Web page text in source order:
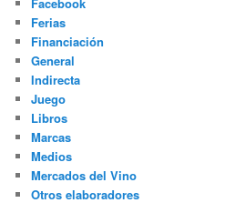
Ferias
Financiación
General
Indirecta
Juego
Libros
Marcas
Medios
Mercados del Vino
Otros elaboradores